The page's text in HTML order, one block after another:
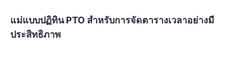
แม่แบบปฏิทิน PTO สำหรับการจัดตารางเวลาอย่างมี
ประสิทธิภาพ